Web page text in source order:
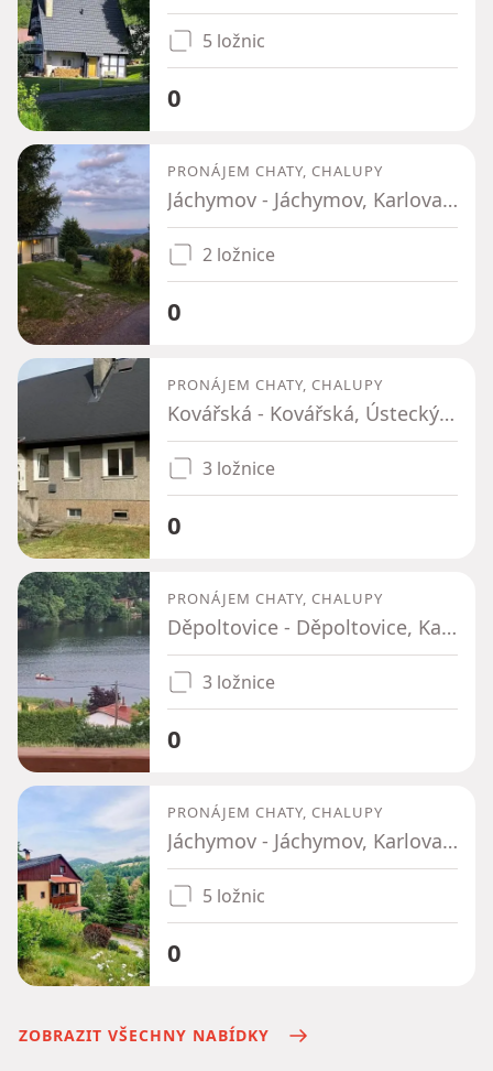
5 ložnic
0
PRONÁJEM CHATY, CHALUPY
Jáchymov - Jáchymov, Karlovarský kraj
2 ložnice
0
PRONÁJEM CHATY, CHALUPY
Kovářská - Kovářská, Ústecký kraj
3 ložnice
0
PRONÁJEM CHATY, CHALUPY
Děpoltovice - Děpoltovice, Karlovarský kraj
3 ložnice
0
PRONÁJEM CHATY, CHALUPY
Jáchymov - Jáchymov, Karlovarský kraj
5 ložnic
0
ZOBRAZIT VŠECHNY NABÍDKY